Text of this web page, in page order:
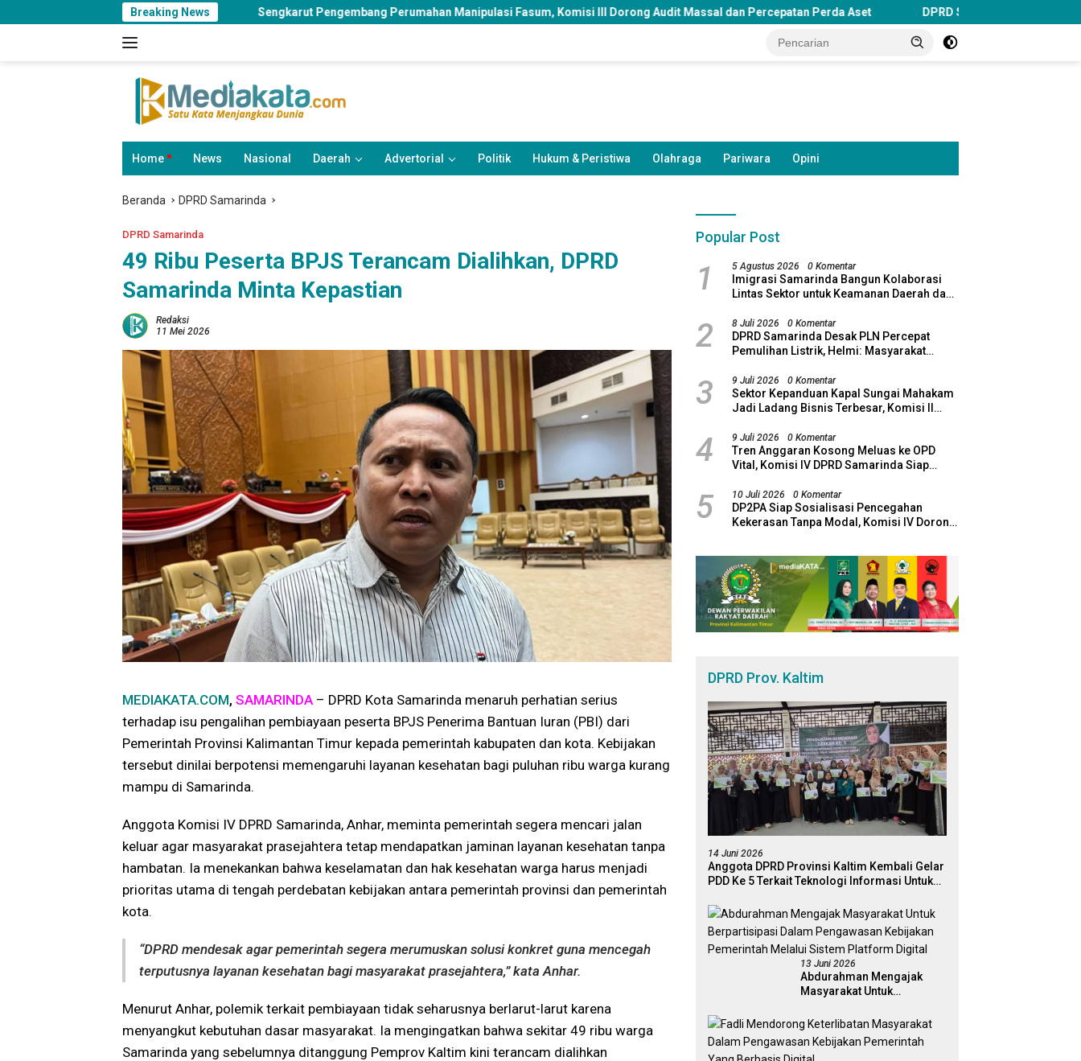
ke
Breaking News
Sengkarut Pengembang Perumahan Manipulasi Fasum, Komisi III Dorong Audit Massal dan Percepatan Perda Aset DPRD Samarinda Soroti Penghentian Bosda TK
Home News Nasional Daerah Advertorial Politik Hukum & Peristiwa Olahraga Pariwara Opini
Beranda DPRD Samarinda
DPRD Samarinda
49 Ribu Peserta BPJS Terancam Dialihkan, DPRD
Samarinda Minta Kepastian
Redaksi
11 Mei 2026
MEDIAKATA.COM, SAMARINDA – DPRD Kota Samarinda menaruh perhatian serius
terhadap isu pengalihan pembiayaan peserta BPJS Penerima Bantuan Iuran (PBI) dari
Pemerintah Provinsi Kalimantan Timur kepada pemerintah kabupaten dan kota. Kebijakan
tersebut dinilai berpotensi memengaruhi layanan kesehatan bagi puluhan ribu warga kurang
mampu di Samarinda.
Anggota Komisi IV DPRD Samarinda, Anhar, meminta pemerintah segera mencari jalan
keluar agar masyarakat prasejahtera tetap mendapatkan jaminan layanan kesehatan tanpa
hambatan. Ia menekankan bahwa keselamatan dan hak kesehatan warga harus menjadi
prioritas utama di tengah perdebatan kebijakan antara pemerintah provinsi dan pemerintah
kota.
“DPRD mendesak agar pemerintah segera merumuskan solusi konkret guna mencegah
terputusnya layanan kesehatan bagi masyarakat prasejahtera,” kata Anhar.
Menurut Anhar, polemik terkait pembiayaan tidak seharusnya berlarut-larut karena
menyangkut kebutuhan dasar masyarakat. Ia mengingatkan bahwa sekitar 49 ribu warga
Samarinda yang sebelumnya ditanggung Pemprov Kaltim kini terancam dialihkan
Popular Post
1 5 Agustus 2026 0 Komentar
Imigrasi Samarinda Bangun Kolaborasi
Lintas Sektor untuk Keamanan Daerah dan
2 8 Juli 2026 0 Komentar
DPRD Samarinda Desak PLN Percepat
Pemulihan Listrik, Helmi: Masyarakat
3 9 Juli 2026 0 Komentar
Sektor Kepanduan Kapal Sungai Mahakam
Jadi Ladang Bisnis Terbesar, Komisi II
Potensi Maritim
4 9 Juli 2026 0 Komentar
Tren Anggaran Kosong Meluas ke OPD
Vital, Komisi IV DPRD Samarinda Siap
5 10 Juli 2026 0 Komentar
DP2PA Siap Sosialisasi Pencegahan
Kekerasan Tanpa Modal, Komisi IV Dorong
DPRD Prov. Kaltim
14 Juni 2026
Anggota DPRD Provinsi Kaltim Kembali Gelar
PDD Ke 5 Terkait Teknologi Informasi Untuk
Demokrasi Daerah
13 Juni 2026
Abdurahman Mengajak
Masyarakat Untuk
Pengawasan Kebijakan
Pemerintah Melalui Sistem
Platform Digital